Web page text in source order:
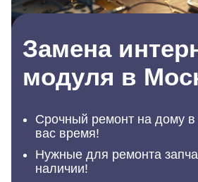
Замена
модуля в
Срочный ремонт на дому в
вас время!
Нужные для ремонта
наличии!